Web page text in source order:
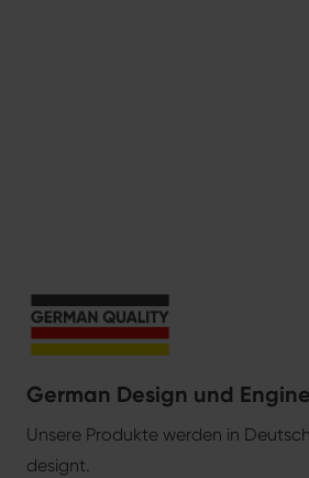
German Design und
Unsere Produkte werden in
designt.